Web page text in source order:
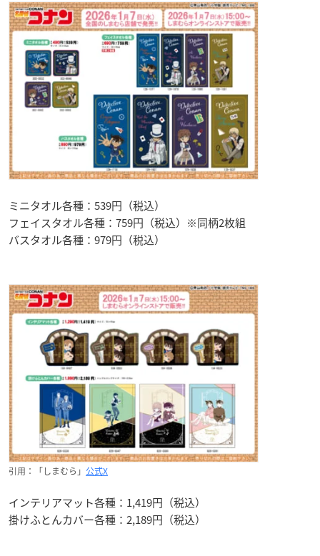
ミニタオル各種：539円（税込）
フェイスタオル各種：759円（税込）※同柄2枚組
バスタオル各種：979円（税込）
引用：「しまむら」 公式X
インテリアマット各種：1,419円（税込）
掛けふとんカバー各種：2,189円（税込）